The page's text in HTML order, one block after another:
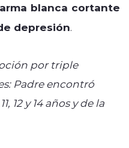
blanca cortante
depresión.
por triple
Padre encontró
12 y 14 años y de la